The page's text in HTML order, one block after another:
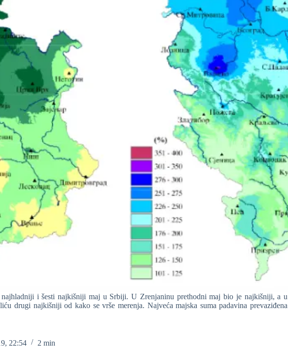
i šesti najkišniji maj u Srbiji. U Zrenjaninu prethodni maj bio je najkišniji, a u
drugi najkišniji od kako se vrše merenja. Najveća majska suma padavina prevaziđena
22:54 2 min